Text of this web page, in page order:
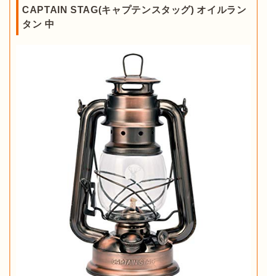
耐風性
◯
△ ◯
◯ ◯
芯の種類から選ぶ：棒芯・平芯・巻き芯の
CAPTAIN STAG(キャプテンスタッグ) オイルラン
タン 中